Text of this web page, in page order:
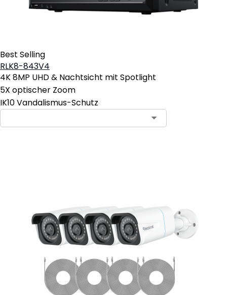
Best Selling
RLK8-843V4
4K 8MP UHD & Nachtsicht mit Spotlight
5X optischer Zoom
IK10 Vandalismus-Schutz